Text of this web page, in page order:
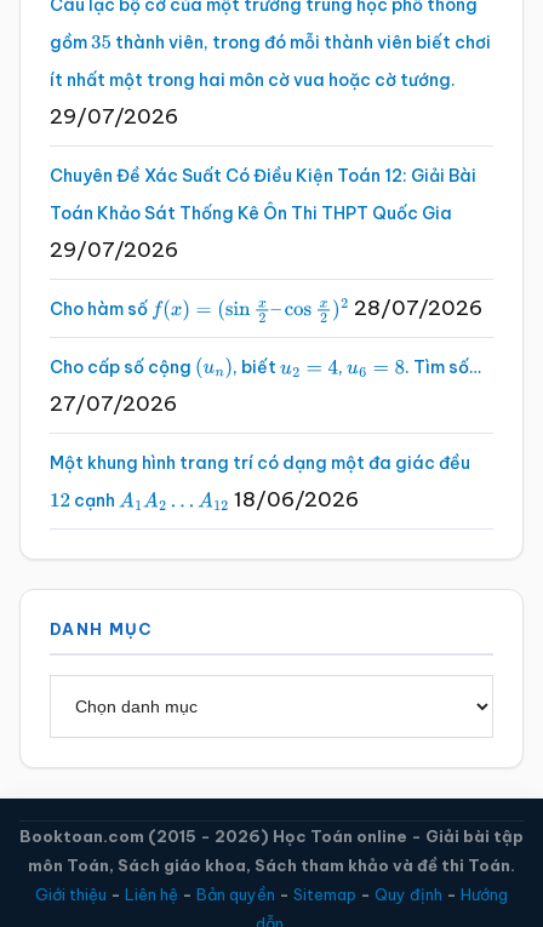
Câu lạc bộ cờ của một trường trung học phổ thông
gồm35 thành viên, trong đó mỗi thành viên biết chơi
ít nhất một trong hai môn cờ vua hoặc cờ tướng.
29/07/2026
Chuyên Đề Xác Suất Có Điều Kiện Toán 12: Giải Bài
Toán Khảo Sát Thống Kê Ôn Thi THPT Quốc Gia
29/07/2026
Cho hàm số f(x)=(sinx2 –cosx2 )2 28/07/2026
Cho cấp số cộng (un), biếtu2 =4 , u6 =8 . Tìm số…
27/07/2026
Một khung hình trang trí có dạng một đa giác đều
12 cạnh A1A2…A 12 18/06/2026
DANH MỤC
Booktoan.com (2015 - 2026) Học Toán online - Giải bài tập
môn Toán, Sách giáo khoa, Sách tham khảo và đề thi Toán.
Giới thiệu - Liên hệ - Bản quyền - Sitemap - Quy định - Hướng